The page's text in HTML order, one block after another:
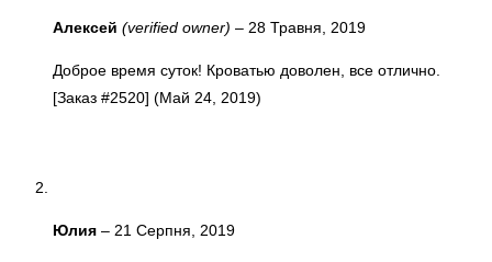
Алексей (verified owner) – 28 Травня, 2019
Доброе время суток! Кроватью доволен, все отлично.
[Заказ #2520] (Май 24, 2019)
Юлия – 21 Серпня, 2019